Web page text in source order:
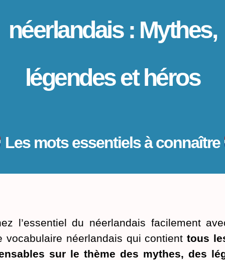
néerlandais : Mythes,
légendes et héros
Les mots essentiels à connaître
l’essentiel du néerlandais facilement
vocabulaire néerlandais qui contienttous
sur le thème des mythes, des